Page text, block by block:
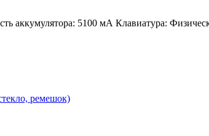
аккумулятора: 5100 мА Клавиатура: